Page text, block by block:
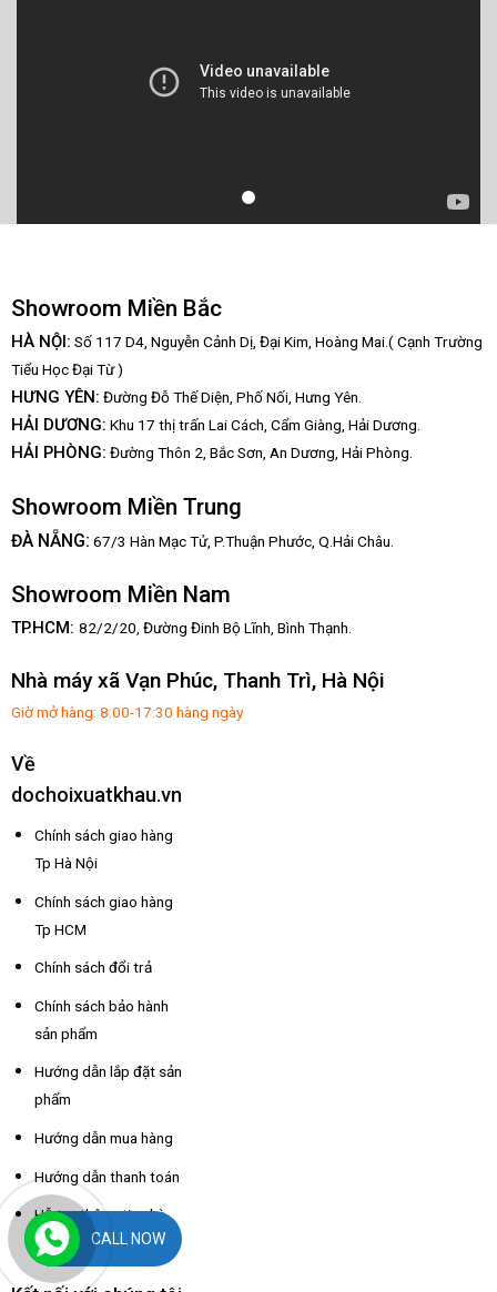
Showroom Miền Bắc
HÀ NỘI: Số 117 D4, Nguyễn Cảnh Dị, Đại Kim, Hoàng Mai.( Cạnh Trường
Tiểu Học Đại Từ )
HƯNG YÊN: Đường Đỗ Thế Diện, Phố Nối, Hưng Yên.
HẢI DƯƠNG: Khu 17 thị trấn Lai Cách, Cẩm Giàng, Hải Dương.
HẢI PHÒNG: Đường Thôn 2, Bắc Sơn, An Dương, Hải Phòng.
Showroom Miền Trung
ĐÀ NẴNG: 67/3 Hàn Mạc Tử, P.Thuận Phước, Q.Hải Châu.
Showroom Miền Nam
TP.HCM: 82/2/20, Đường Đinh Bộ Lĩnh, Bình Thạnh.
Nhà máy xã Vạn Phúc, Thanh Trì, Hà Nội
Giờ mở hàng: 8:00-17:30 hàng ngày
Về
dochoixuatkhau.vn
Chính sách giao hàng
Tp Hà Nội
Chính sách giao hàng
Tp HCM
Chính sách đổi trả
Chính sách bảo hành
sản phẩm
Hướng dẫn lắp đặt sản
phẩm
Hướng dẫn mua hàng
Hướng dẫn thanh toán
Hỗ trợ thông tin nhà
xe các tỉnhCALL NOW